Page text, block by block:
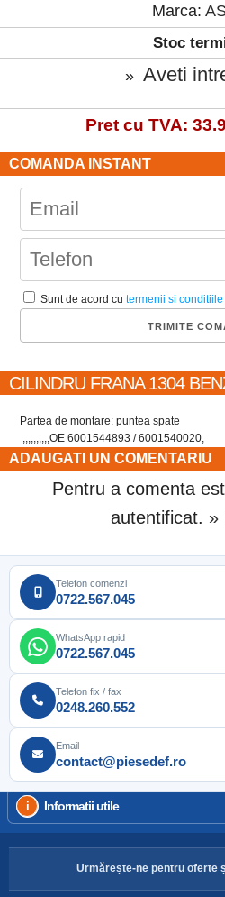
Marca:
Stoc
» Aveti
Pret cu TVA:
COMANDA INSTANT
Sunt de acord cutermenii si
CILINDRU FRANA 1304
Partea de montare: puntea spate
,,,,,,,,,,OE 6001544893 / 6001540020,
ADAUGATI UN COMENTARIU
Pentru a comenta
autentificat. »
Telefon comenzi
0722.567.045
WhatsApp rapid
0722.567.045
Telefon fix / fax
0248.260.552
Email
contact@piesedef.ro
Informatii utile
Urmărește-ne pentru oferte